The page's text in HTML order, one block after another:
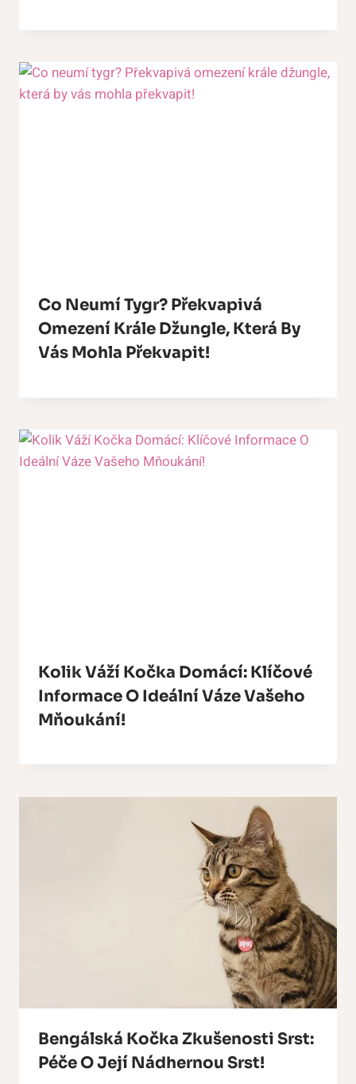
Co Neumí Tygr? Překvapivá
Omezení Krále Džungle, Která By
Vás Mohla Překvapit!
Kolik Váží Kočka Domácí: Klíčové
Informace O Ideální Váze Vašeho
Mňoukání!
Bengálská Kočka Zkušenosti Srst:
Péče O Její Nádhernou Srst!